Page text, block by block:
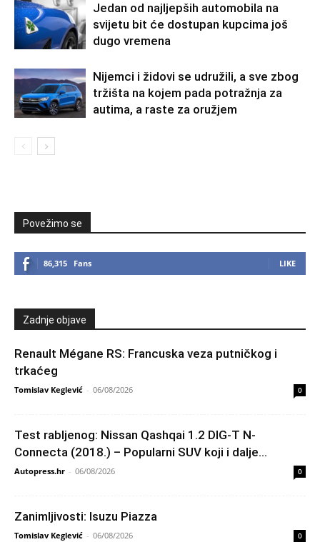
Jedan od najljepših automobila na
svijetu bit će dostupan kupcima još
dugo vremena
Nijemci i židovi se udružili, a sve zbog
tržišta na kojem pada potražnja za
autima, a raste za oružjem
Povežimo se
86,315 Fans LIKE
Zadnje objave
Renault Mégane RS: Francuska veza putničkog i
trkaćeg
Tomislav Keglević - 06/08/2026 0
Test rabljenog: Nissan Qashqai 1.2 DIG-T N-
Connecta (2018.) – Popularni SUV koji i dalje...
Autopress.hr - 06/08/2026 0
Zanimljivosti: Isuzu Piazza
Tomislav Keglević - 06/08/2026 0